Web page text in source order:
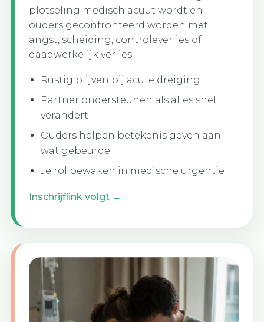
plotseling medisch acuut wordt en
ouders geconfronteerd worden met
angst, scheiding, controleverlies of
daadwerkelijk verlies.
Rustig blijven bij acute dreiging
Partner ondersteunen als alles snel
verandert
Ouders helpen betekenis geven aan
wat gebeurde
Je rol bewaken in medische urgentie
Inschrijflink volgt →